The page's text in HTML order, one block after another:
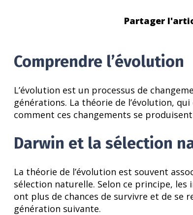
Partager
Comprendre l’évolution
L’évolution est un processus de
générations. La théorie de l’évolution,
comment ces changements se
Darwin et la sélection
La théorie de l’évolution est souvent
sélection naturelle. Selon ce principe,
ont plus de chances de survivre et de
génération suivante.